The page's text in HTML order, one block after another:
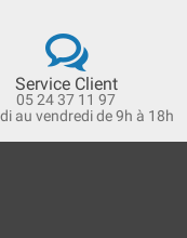
Service Client
05 24 37 11 97
au vendredi de 9h à 18h